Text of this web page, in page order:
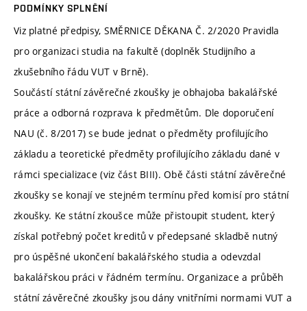
PODMÍNKY SPLNĚNÍ
Viz platné předpisy, SMĚRNICE DĚKANA Č. 2/2020 Pravidla
pro organizaci studia na fakultě (doplněk Studijního a
zkušebního řádu VUT v Brně).
Součástí státní závěrečné zkoušky je obhajoba bakalářské
práce a odborná rozprava k předmětům. Dle doporučení
NAU (č. 8/2017) se bude jednat o předměty profilujícího
základu a teoretické předměty profilujícího základu dané v
rámci specializace (viz část BIII). Obě části státní závěrečné
zkoušky se konají ve stejném termínu před komisí pro státní
zkoušky. Ke státní zkoušce může přistoupit student, který
získal potřebný počet kreditů v předepsané skladbě nutný
pro úspěšné ukončení bakalářského studia a odevzdal
bakalářskou práci v řádném termínu. Organizace a průběh
státní závěrečné zkoušky jsou dány vnitřními normami VUT a